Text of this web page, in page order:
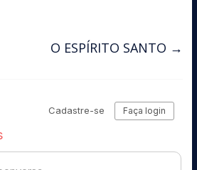
O ESPÍRITO SANTO →